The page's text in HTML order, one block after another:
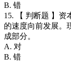
B. 错
15. 【 判断题 】资
的速度向前发展。
成部分。
A. 对
B. 错